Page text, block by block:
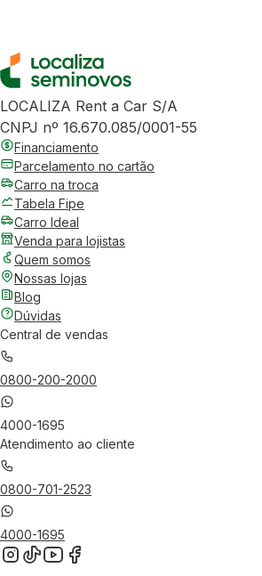
LOCALIZA Rent a Car S/A
CNPJ nº 16.670.085/0001-55
Financiamento
Parcelamento no cartão
Carro na troca
Tabela Fipe
Carro Ideal
Venda para lojistas
Quem somos
Nossas lojas
Blog
Dúvidas
Central de vendas
0800-200-2000
4000-1695
Atendimento ao cliente
0800-701-2523
4000-1695